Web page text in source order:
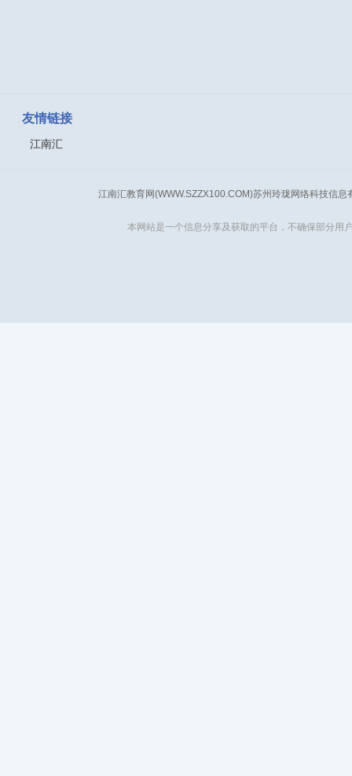
友情链接
江南汇
江南汇教育网(WWW.SZZX100.COM)苏州玲珑网络科技信
本网站是一个信息分享及获取的平台，不确保部分用